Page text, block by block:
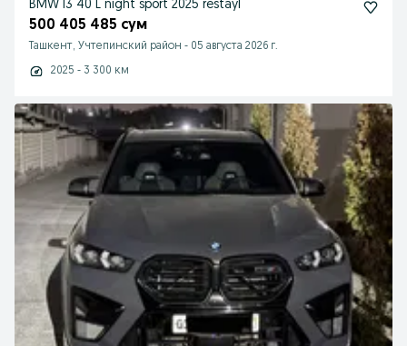
BMW I3 40 L night sport 2025 restayl
500 405 485 сум
Ташкент, Учтепинский район - 05 августа 2026 г.
2025 - 3 300 км